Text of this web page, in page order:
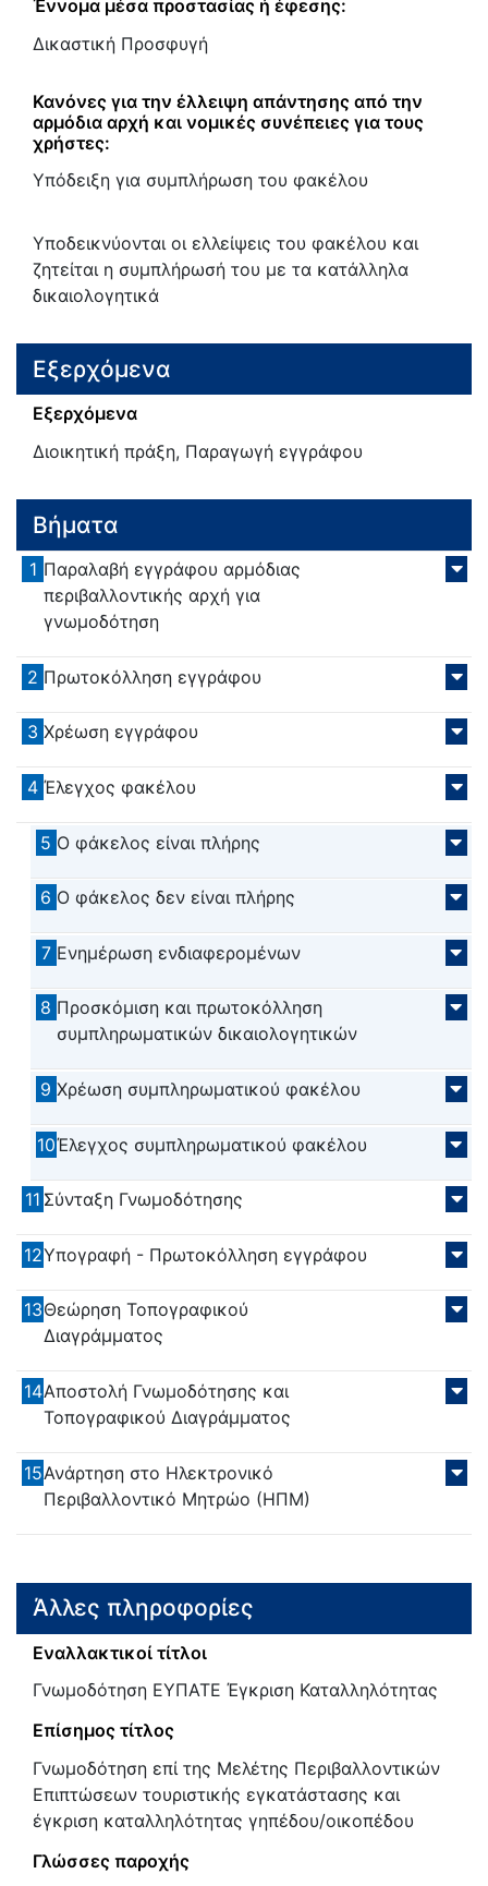
Έννομα μέσα προστασίας ή έφεσης:
Δικαστική Προσφυγή
Κανόνες για την έλλειψη απάντησης από την
αρμόδια αρχή και νομικές συνέπειες για τους
χρήστες:
Υπόδειξη για συμπλήρωση του φακέλου
Υποδεικνύονται οι ελλείψεις του φακέλου και
ζητείται η συμπλήρωσή του με τα κατάλληλα
δικαιολογητικά
Εξερχόμενα
Εξερχόμενα
Διοικητική πράξη, Παραγωγή εγγράφου
Βήματα
1 Παραλαβή εγγράφου αρμόδιας
περιβαλλοντικής αρχή για
γνωμοδότηση
2 Πρωτοκόλληση εγγράφου
3 Χρέωση εγγράφου
4 Έλεγχος φακέλου
5 Ο φάκελος είναι πλήρης
6 Ο φάκελος δεν είναι πλήρης
7 Ενημέρωση ενδιαφερομένων
8 Προσκόμιση και πρωτοκόλληση
συμπληρωματικών δικαιολογητικών
9 Χρέωση συμπληρωματικού φακέλου
10Έλεγχος συμπληρωματικού φακέλου
11 Σύνταξη Γνωμοδότησης
12Υπογραφή - Πρωτοκόλληση εγγράφου
13Θεώρηση Τοπογραφικού
Διαγράμματος
14Αποστολή Γνωμοδότησης και
Τοπογραφικού Διαγράμματος
15Ανάρτηση στο Ηλεκτρονικό
Περιβαλλοντικό Μητρώο (ΗΠΜ)
Άλλες πληροφορίες
Εναλλακτικοί τίτλοι
Γνωμοδότηση ΕΥΠΑΤΕ Έγκριση Καταλληλότητας
Επίσημος τίτλος
Γνωμοδότηση επί της Μελέτης Περιβαλλοντικών
Επιπτώσεων τουριστικής εγκατάστασης και
έγκριση καταλληλότητας γηπέδου/οικοπέδου
Γλώσσες παροχής